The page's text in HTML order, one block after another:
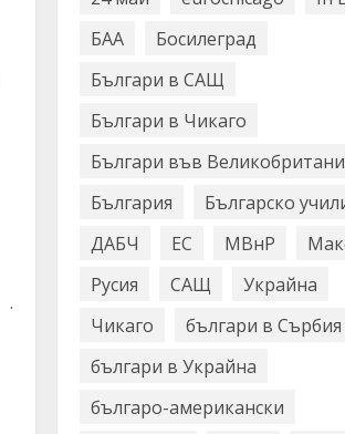
.
БАА
Босилеград
Българи в САЩ
Българи в Чикаго
Българи във
България
Българско
ДАБЧ
ЕС МВнР
Русия
САЩ
Украйна
Чикаго
българи в Сърбия
българи в Украйна
българо-американски